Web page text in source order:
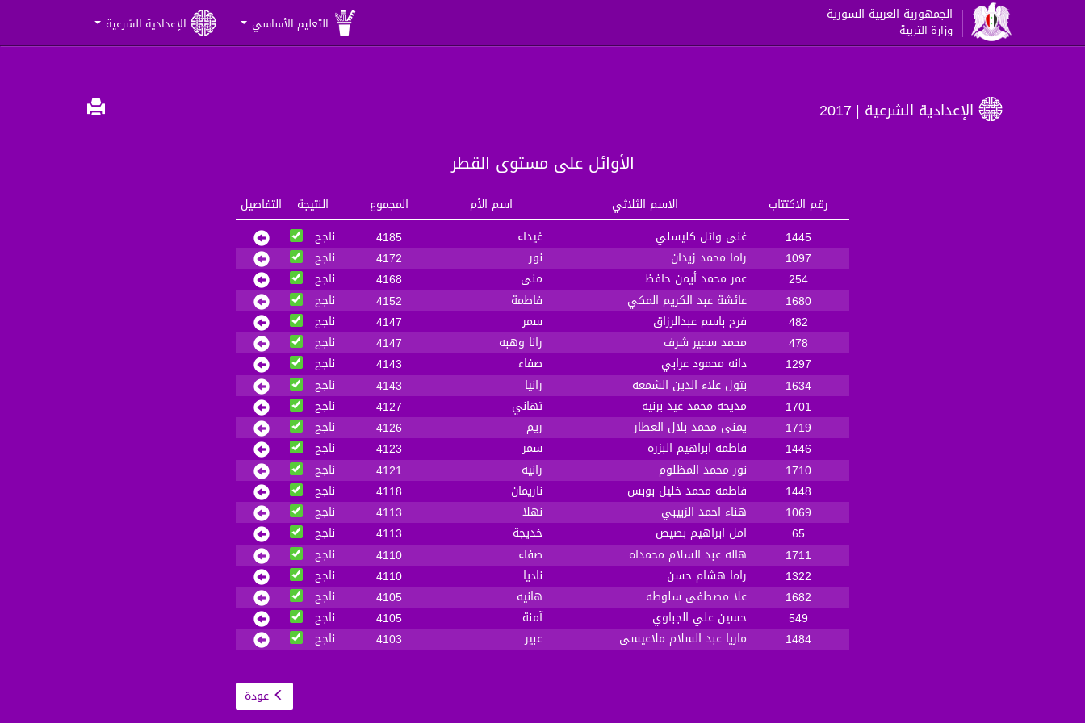
الجمهورية العربية السورية
وزارة التربية التعليم الأساسي الإعدادية الشرعية
الإعدادية الشرعية
الأوائل على مستوى القطر
رقم الاكتتاب الاسم الثلاثي اسم الأم المجموع النتيجة التفاصيل
1445 غنى وائل كليسلي غيداء 4185 ناجح
1097 راما محمد زيدان نور 4172 ناجح
254 عمر محمد أيمن حافظ منى 4168 ناجح
1680 عائشة عبد الكريم المكي فاطمة 4152 ناجح
482 فرح باسم عبدالرزاق سمر 4147 ناجح
478 محمد سمير شرف رانا وهبه 4147 ناجح
1297 دانه محمود عرابي صفاء 4143 ناجح
1634 بتول علاء الدين الشمعه رانيا 4143 ناجح
1701 مديحه محمد عيد برنيه تهاني 4127 ناجح
1719 يمنى محمد بلال العطار ريم 4126 ناجح
1446 فاطمه ابراهيم البزره سمر 4123 ناجح
1710 نور محمد المظلوم رانيه 4121 ناجح
1448 فاطمه محمد خليل بوبس ناريمان 4118 ناجح
1069 هناء احمد الزبيبي نهلا 4113 ناجح
65 امل ابراهيم بصيص خديجة 4113 ناجح
1711 هاله عبد السلام محمداه صفاء 4110 ناجح
1322 راما هشام حسن ناديا 4110 ناجح
1682 علا مصطفى سلوطه هانيه 4105 ناجح
549 حسين علي الجباوي آمنة 4105 ناجح
1484 ماريا عبد السلام ملاعيسى عبير 4103 ناجح
عودة